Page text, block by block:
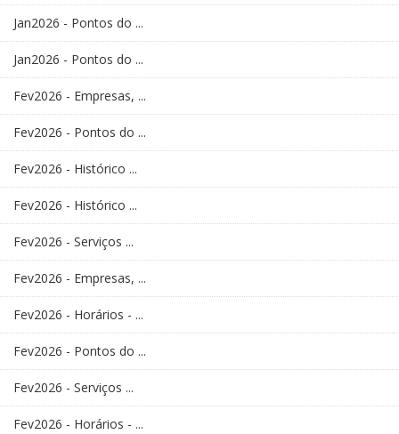
Jan2026 - Pontos do ...
Jan2026 - Pontos do ...
Fev2026 - Empresas, ...
Fev2026 - Pontos do ...
Fev2026 - Histórico ...
Fev2026 - Histórico ...
Fev2026 - Serviços ...
Fev2026 - Empresas, ...
Fev2026 - Horários - ...
Fev2026 - Pontos do ...
Fev2026 - Serviços ...
Fev2026 - Horários - ...